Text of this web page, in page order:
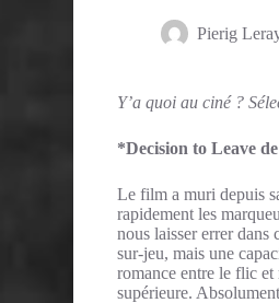
Pierig
Y’a quoi au ciné ?
*Decision to Leave
Le film a muri depuis
rapidement les
nous laisser errer dans
sur-jeu, mais une
romance entre le flic
supérieure.